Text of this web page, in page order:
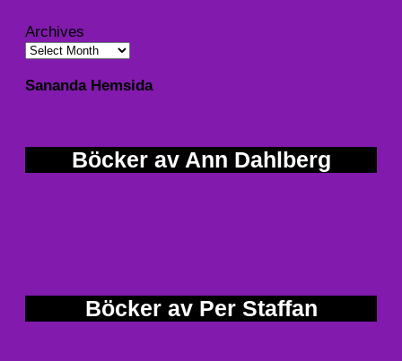
Archives
Sananda Hemsida
Böcker av Ann Dahlberg
Böcker av Per Staffan